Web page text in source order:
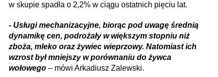
w skupie spadła o 2,2% w ciągu ostatnich pięciu lat.
- Usługi mechanizacyjne, biorąc pod uwagę średnią
dynamikę cen, podrożały w większym stopniu niż
zboża, mleko oraz żywiec wieprzowy. Natomiast ich
wzrost był mniejszy w porównaniu do żywca
wołowego – mówi Arkadiusz Zalewski.